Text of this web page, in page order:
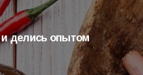
делись опытом